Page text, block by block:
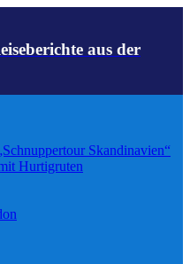
aus der
Skandinavien“
Hurtigruten